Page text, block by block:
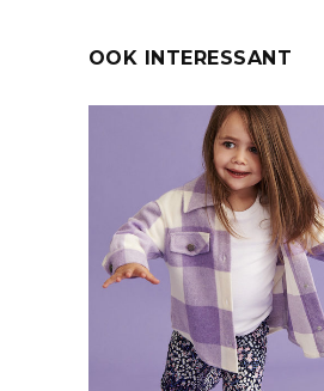
OOK INTERESSANT